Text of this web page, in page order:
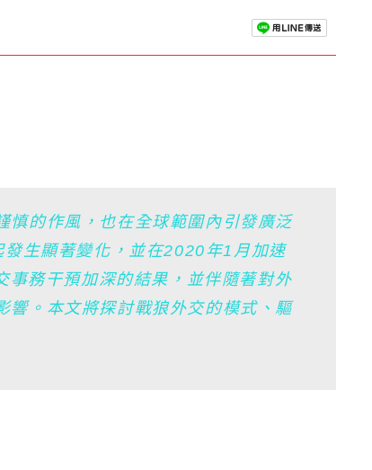
慎的作風，也在全球範圍內引發廣泛
生顯著變化，並在2020年1月加速
事務干預加深的結果，並伴隨著對外
響。本文將探討戰狼外交的模式、驅